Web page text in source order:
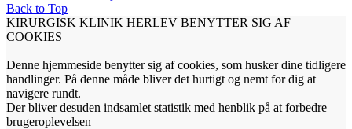
Back to Top
KIRURGISK KLINIK HERLEV BENYTTER SIG AF
COOKIES
Denne hjemmeside benytter sig af cookies, som husker dine tidligere
handlinger. På denne måde bliver det hurtigt og nemt for dig at
navigere rundt.
Der bliver desuden indsamlet statistik med henblik på at forbedre
brugeroplevelsen